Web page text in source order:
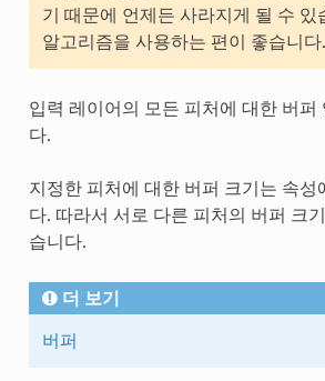
기 때문에 언제든 사라지게 될 수 있
알고리즘을 사용하는 편이 좋습니다.
입력 레이어의 모든 피처에 대한 버퍼
다.
지정한 피처에 대한 버퍼 크기는 속성
다. 따라서 서로 다른 피처의 버퍼 크
습니다.
더 보기
버퍼